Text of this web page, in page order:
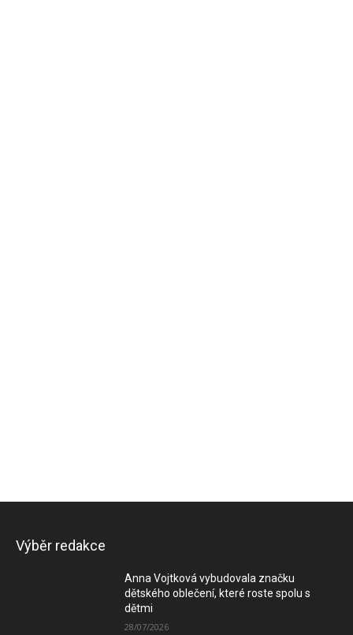
Výběr redakce
Anna Vojtková vybudovala značku
dětského oblečení, které roste spolu s
dětmi
28/07/2026